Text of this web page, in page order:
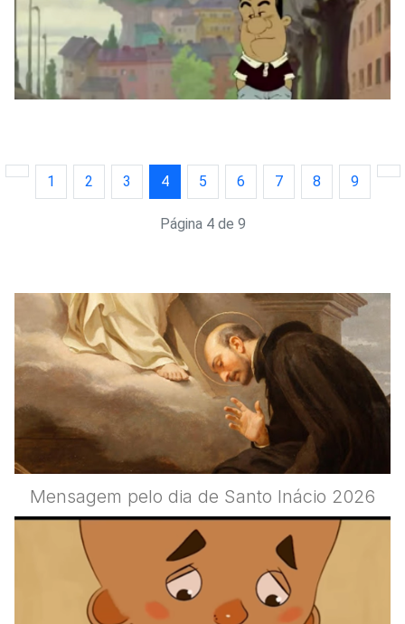
1 2 3 4 5 6 7 8 9
Página 4 de 9
Mensagem pelo dia de Santo Inácio 2026